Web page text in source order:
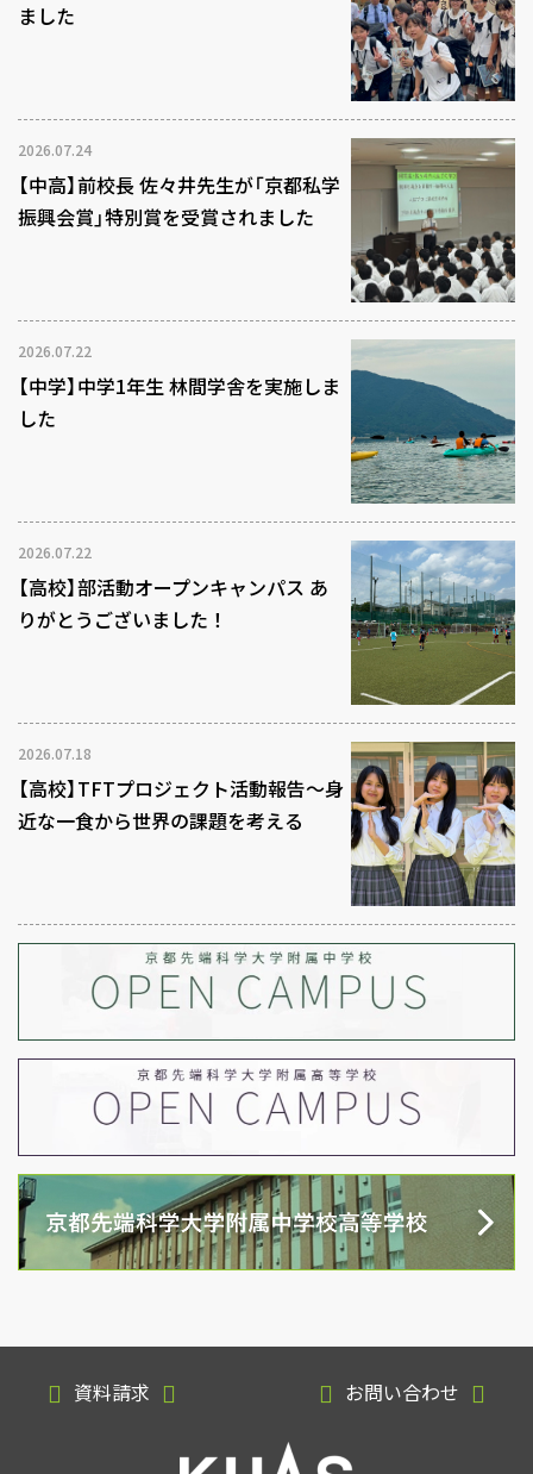
ました
2026.07.24
【中高】前校長 佐々井先生が「京都私学
振興会賞」特別賞を受賞されました
2026.07.22
【中学】中学1年生 林間学舎を実施しま
した
2026.07.22
【高校】部活動オープンキャンパス あ
りがとうございました！
2026.07.18
【高校】TFTプロジェクト活動報告～身
近な一食から世界の課題を考える
資料請求 お問い合わせ